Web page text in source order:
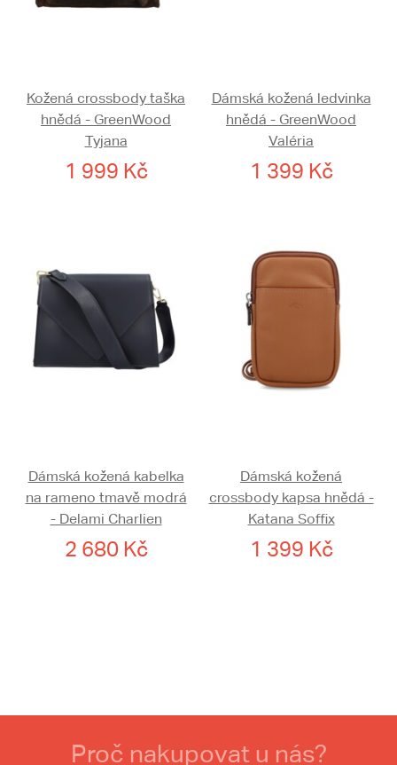
Kožená crossbody taška
hnědá - GreenWood
Tyjana
1 999 Kč
Dámská kožená ledvinka
hnědá - GreenWood
Valéria
1 399 Kč
Dámská kožená kabelka
na rameno tmavě modrá
- Delami Charlien
2 680 Kč
Dámská kožená
crossbody kapsa hnědá -
Katana Soffix
1 399 Kč
Proč nakupovat u nás?